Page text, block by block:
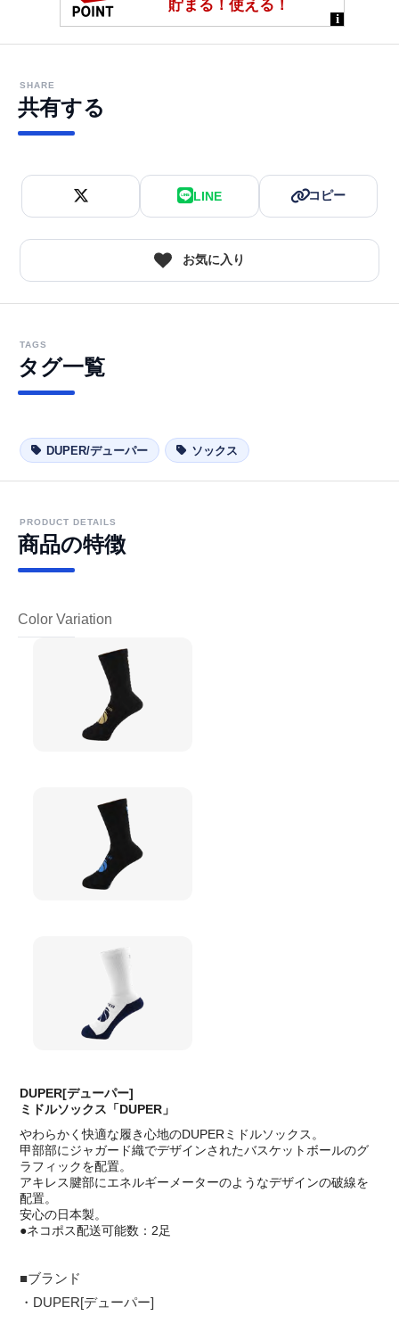
SHARE
共有する
LINE コピー
お気に入り
TAGS
タグ一覧
DUPER/デューパー ソックス
PRODUCT DETAILS
商品の特徴
Color Variation
DUPER[デューパー]
ミドルソックス「DUPER」
やわらかく快適な履き心地のDUPERミドルソックス。
甲部部にジャガード織でデザインされたバスケットボールのグ
ラフィックを配置。
アキレス腱部にエネルギーメーターのようなデザインの破線を
配置。
安心の日本製。
●ネコポス配送可能数：2足
■ブランド
・DUPER[デューパー]